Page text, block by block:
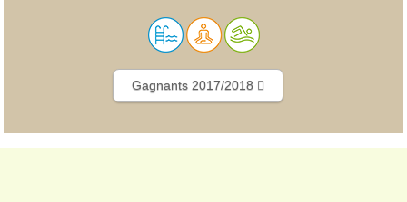
Gagnants 2017/2018